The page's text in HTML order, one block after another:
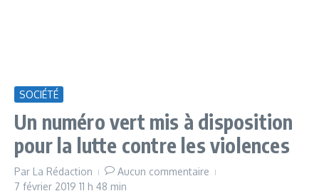
SOCIÉTÉ
Un numéro vert mis à disposition
pour la lutte contre les violences
Par La Rédaction
Aucun commentaire
7 février 2019 11 h 48 min